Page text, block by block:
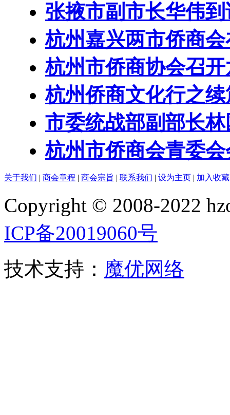
张掖市副市长华伟
杭州嘉兴两市侨商
杭州市侨商协会召
杭州侨商文化行之
市委统战部副部长
杭州市侨商会青委
关于我们 | 商会章程 | 商会宗旨 | 联系我们 | 设为主页 | 加入收藏
Copyright © 2008-2022
ICP备20019060号
技术支持： 魔优网络